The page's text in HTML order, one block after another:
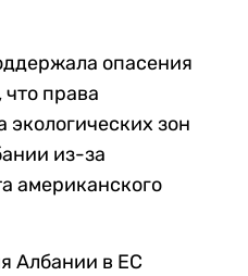
опасения
права
экологических зон
из-за
американского
Албании в ЕС